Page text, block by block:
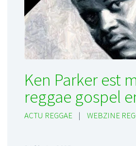
Ken Parker est
reggae gospel
ACTU REGGAE | WEBZINE